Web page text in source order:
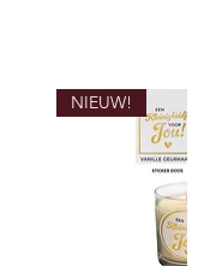
NIEUW!